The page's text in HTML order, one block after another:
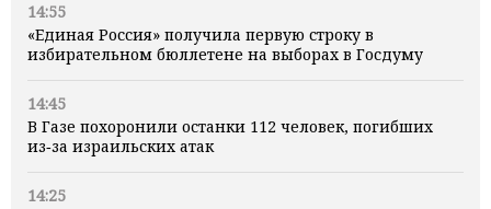
14:55
«Единая Россия» получила первую строку в
избирательном бюллетене на выборах в Госдуму
14:45
В Газе похоронили останки 112 человек, погибших
из‑за израильских атак
14:25